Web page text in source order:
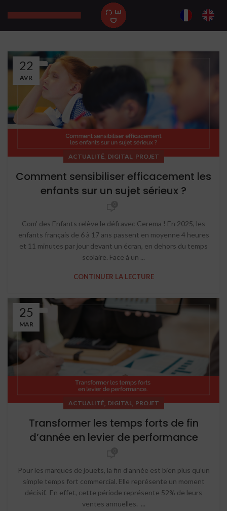
22
AVR
ACTUALITÉ, DIGITAL, PROJET
Comment sensibiliser efficacement les
enfants sur un sujet sérieux ?
Com' des Enfants relève le défi avec Cerema ! En 2025, les
enfants français de 6 à 17 ans passent en moyenne 4 heures
et 11 minutes par jour devant un écran, en dehors du temps
scolaire. Face à un ...
CONTINUER LA LECTURE
25
MAR
ACTUALITÉ, DIGITAL, PROJET
Transformer les temps forts de fin
d’année en levier de performance
Pour les marques de jouets, la fin d’année est bien plus qu’un
simple temps fort commercial. Elle représente un moment
décisif. En effet, cette période représente 52% de leurs
ventes annuelles. ...